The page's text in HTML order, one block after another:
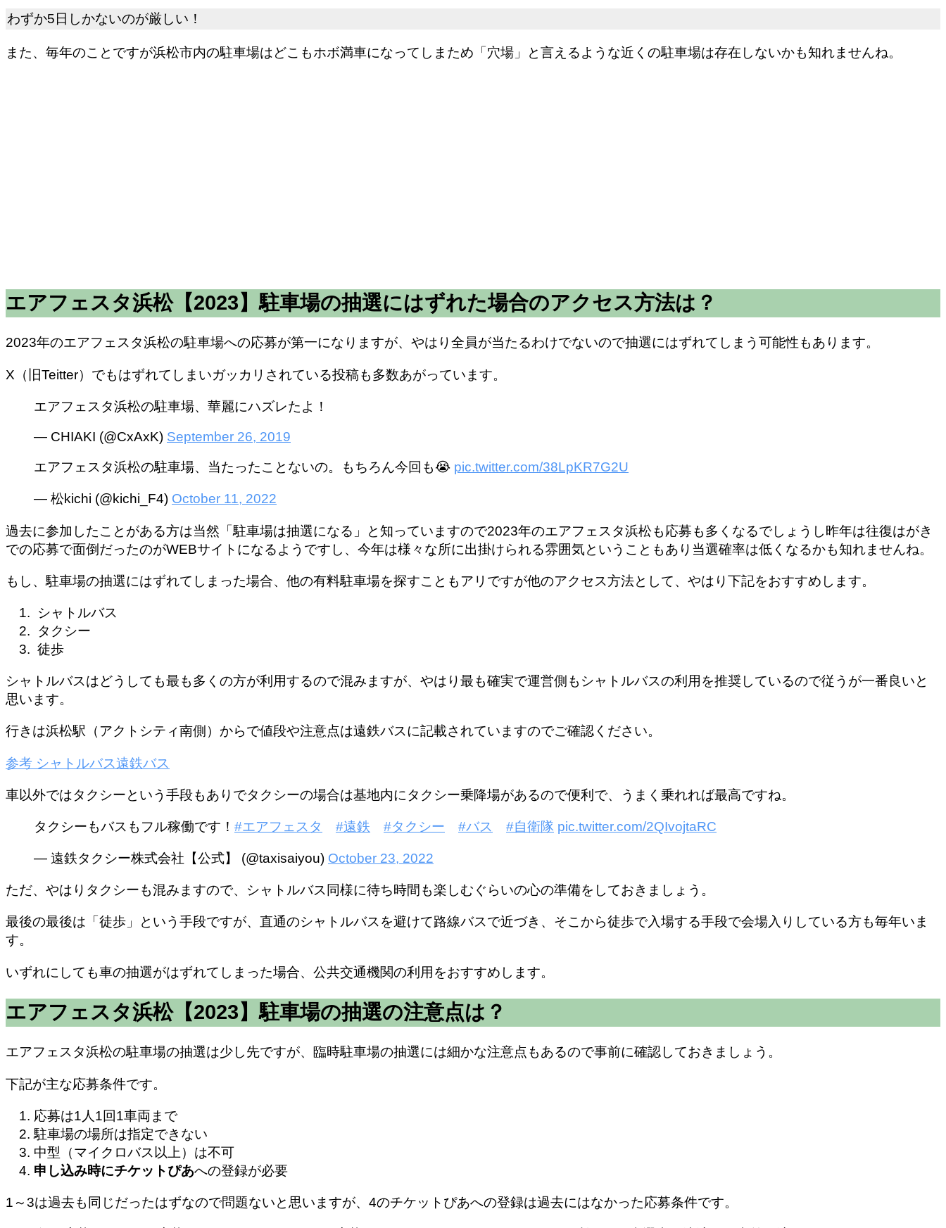
わずか5日しかないのが厳しい！
また、毎年のことですが浜松市内の駐車場はどこもホボ満車になってしまため「穴場」と言えるような近くの駐車場は存在しないかも知れませんね。
エアフェスタ浜松【2023】駐車場の抽選にはずれた場合のアクセス方法は？
2023年のエアフェスタ浜松の駐車場への応募が第一になりますが、やはり全員が当たるわけでないので抽選にはずれてしまう可能性もあります。
X（旧Teitter）でもはずれてしまいガッカリされている投稿も多数あがっています。
エアフェスタ浜松の駐車場、華麗にハズレたよ！
— CHIAKI (@CxAxK) September 26, 2019
エアフェスタ浜松の駐車場、当たったことないの。もちろん今回も😭 pic.twitter.com/38LpKR7G2U
— 松kichi (@kichi_F4) October 11, 2022
過去に参加したことがある方は当然「駐車場は抽選になる」と知っていますので2023年のエアフェスタ浜松も応募も多くなるでしょうし昨年は往復はがき
での応募で面倒だったのがWEBサイトになるよう ですし、今年は様々な所に出掛けられる雰囲気ということもあり当選確率は低くなるかも知れませんね。
もし、駐車場の抽選にはずれてしまった場合、他の有料駐車場を探すこともアリですが他のアクセス方法として、やはり下記をおすすめします。
シャトルバス
タクシー
徒歩
シャトルバスはどうしても最も多くの方が利用するので混みますが、やはり最も確実で運営側もシャトルバスの利用を推奨しているので従うが一番良いと
思います。
行きは浜松駅（アクトシティ南側）からで値段や注意点は遠鉄バスに記載されていますのでご確認ください。
参考 シャトルバス遠鉄バス
車以外ではタクシーという手段もありでタクシーの場合は基地内にタクシー乗降場があるので便利で、うまく乗れれば最高ですね。
タクシーもバスもフル稼働です！ #エアフェスタ #遠鉄 #タクシー #バス #自衛隊 pic.twitter.com/2QIvojtaRC
— 遠鉄タクシー株式会社【公式】 (@taxisaiyou) October 23, 2022
ただ、やはりタクシーも混みますので、シャトルバス同様に待ち時間も楽しむぐらいの心の準備をしておきましょう。
最後の最後は「徒歩」という手段ですが、直通のシャトルバスを避けて路線バスで近づき、そこから徒歩で入場する手段で会場入りしている方も毎年いま
す。
いずれにしても車の抽選がはずれてしまった場合、公共交通機関の利用をおすすめします。
エアフェスタ浜松【2023】駐車場の抽選の注意点は？
エアフェスタ浜松の駐車場の抽選は少し先ですが、臨時駐車場の抽選には細かな注意点もあるので事前に確認しておきましょう。
下記が主な応募条件です。
応募は1人1回1車両まで
駐車場の場所は指定できない
中型（マイクロバス以上）は不可
申し込み時にチケットぴあへの登録が必要
1～3は過去も同じだったはずなので問題ないと思いますが、4のチケットぴあへの登録は過去にはなかった応募条件です。